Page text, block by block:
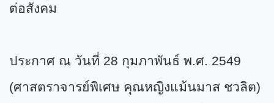
ต่อสังคม
ประกาศ ณ วันที่ 28 กุมภาพันธ์ พ.ศ. 2549
(ศาสตราจารย์พิเศษ คุณหญิงแม้นมาส ชวลิต)